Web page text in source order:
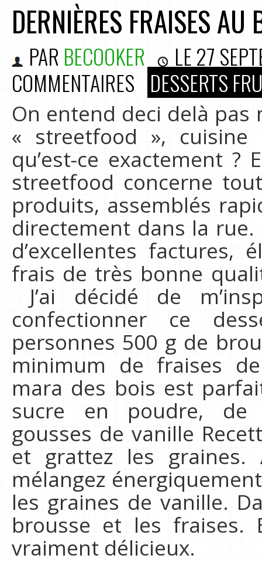
DERNIÈRES FRAISES AU
PAR BECOOKER LE27
COMMENTAIRES DESSERTS
On entend deci delà
« streetfood »,
qu’est-ce exactement ?
streetfood concerne
produits, assemblés
directement dans la
d’excellentes factures,
frais de très bonne
J’ai décidé de
confectionner ce
personnes 500 g de
minimum de fraises
mara des bois est
sucre en poudre, de
gousses de vanille
et grattez les graines.
mélangez
les graines de vanille.
brousse et les fraises.
vraiment délicieux.